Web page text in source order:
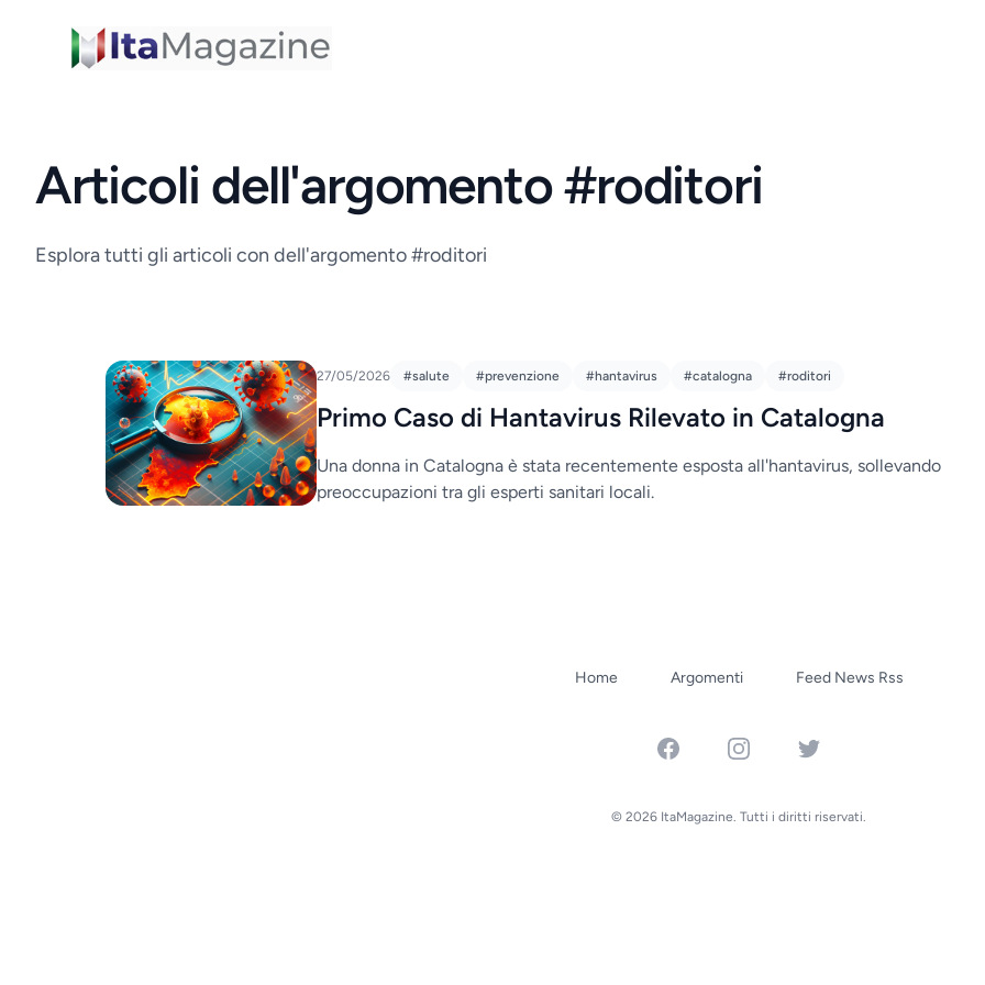
ItaMagazine
Articoli dell'argomento #roditori
Esplora tutti gli articoli con dell'argomento #roditori
27/05/2026 #salute #prevenzione #hantavirus #catalogna #roditori
Primo Caso di Hantavirus Rilevato in Catalogna
Una donna in Catalogna è stata recentemente esposta all'hantavirus, sollevando
preoccupazioni tra gli esperti sanitari locali.
Home Argomenti Feed News Rss
FacebookInstagramTwitter
© 2026 ItaMagazine. Tutti i diritti riservati.